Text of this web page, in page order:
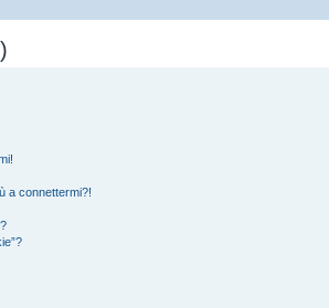
a connettermi?!